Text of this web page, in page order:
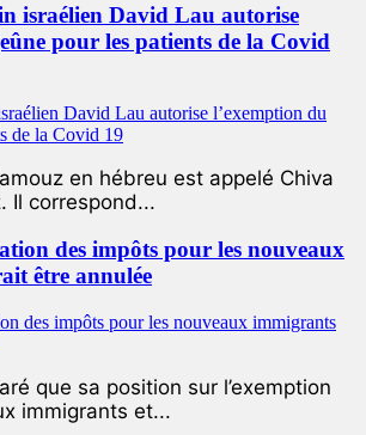
israélien David Lau autorise
pour les patients de la Covid
en hébreu est appelé Chiva
Il correspond...
des impôts pour les nouveaux
être annulée
que sa position sur l’exemption
immigrants et...